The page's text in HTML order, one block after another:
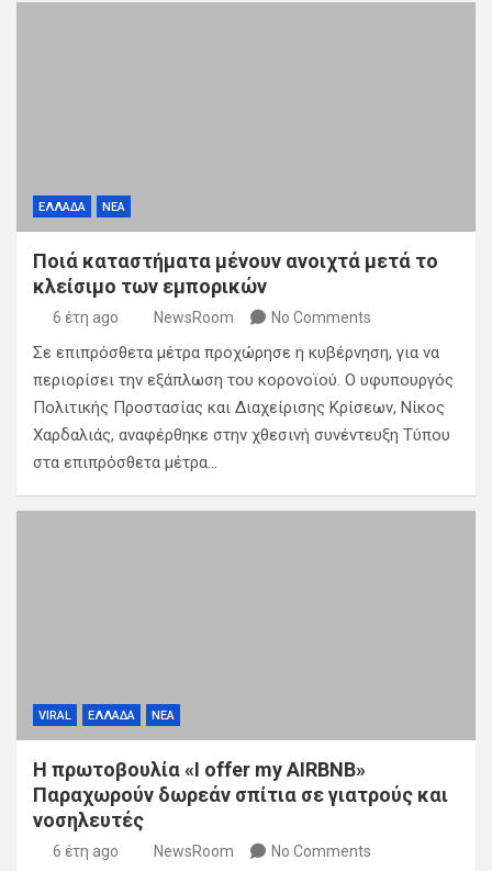
ΕΛΛΑΔΑ ΝΕΑ
Ποιά καταστήματα μένουν ανοιχτά μετά το
κλείσιμο των εμπορικών
6 έτη ago NewsRoom No Comments
Σε επιπρόσθετα μέτρα προχώρησε η κυβέρνηση, για να
περιορίσει την εξάπλωση του κορoνοϊού. Ο υφυπουργός
Πολιτικής Προστασίας και Διαχείρισης Κρίσεων, Νίκος
Χαρδαλιάς, αναφέρθηκε στην χθεσινή συνέντευξη Τύπου
στα επιπρόσθετα μέτρα…
VIRAL ΕΛΛΑΔΑ ΝΕΑ
Η πρωτοβουλία «I offer my AIRBNB»
Παραχωρούν δωρεάν σπίτια σε γιατρούς και
νοσηλευτές
6 έτη ago NewsRoom No Comments